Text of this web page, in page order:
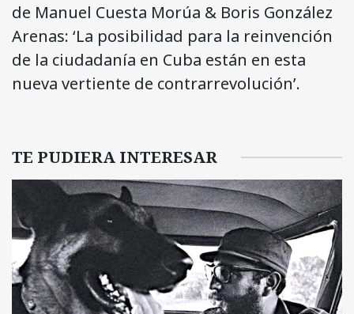
de Manuel Cuesta Morúa & Boris González
Arenas: ‘La posibilidad para la reinvención
de la ciudadanía en Cuba están en esta
nueva vertiente de contrarrevolución’.
TE PUDIERA INTERESAR